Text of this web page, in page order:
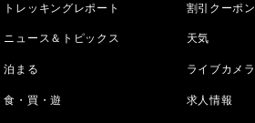
トレッキングレポート
ニュース＆トピックス
泊まる
食・買・遊
割引クーポン
天気
ライブカメラ
求人情報